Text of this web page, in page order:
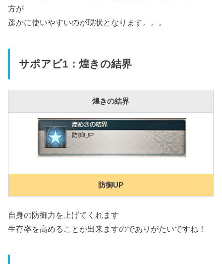
方が
遥かに使いやすいのが現状となります。。。
サポアビ1：煌きの結界
煌きの結界
防御UP
自身の防御力を上げてくれます
生存率を高めることが出来ますのでありがたいですね！